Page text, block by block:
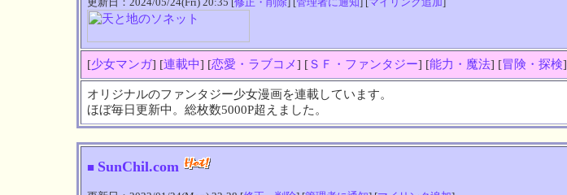
[少女マンガ] [連載中] [恋愛・ラブコメ] [ＳＦ・ファンタジー] [能力・魔法] [冒険・探検]
オリジナルのファンタジー少女漫画を連載しています。
ほぼ毎日更新中。総枚数5000P超えました。
■ SunChil.com